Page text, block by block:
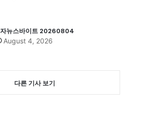
뉴스바이트 20260804
August 4, 2026
다른 기사 보기